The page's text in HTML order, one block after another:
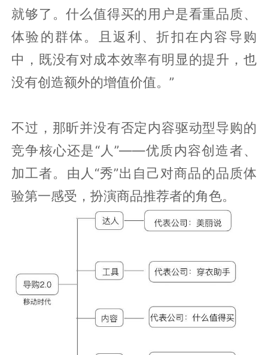
就够了。什么值得买的用户是看重品质、
体验的群体。且返利、折扣在内容导购
中，既没有对成本效率有明显的提升，也
没有创造额外的增值价值。”
不过，那昕并没有否定内容驱动型导购的
竞争核心还是“人”——优质内容创造者、
加工者。由人“秀”出自己对商品的品质体
验第一感受，扮演商品推荐者的角色。